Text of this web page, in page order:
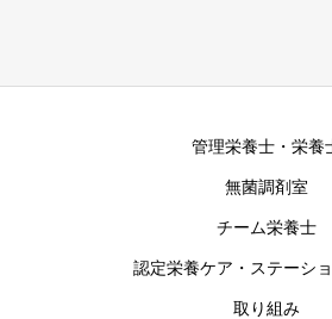
管理栄養士・栄養
無菌調剤室
チーム栄養士
認定栄養ケア・ステーシ
取り組み